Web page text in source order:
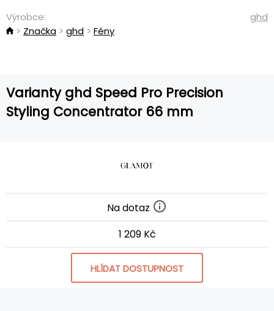
Výrobce:
ghd
Značka
ghd Fény
Varianty ghd Speed Pro Precision
Styling Concentrator 66 mm
Na dotaz
1 209 Kč
HLÍDAT DOSTUPNOST